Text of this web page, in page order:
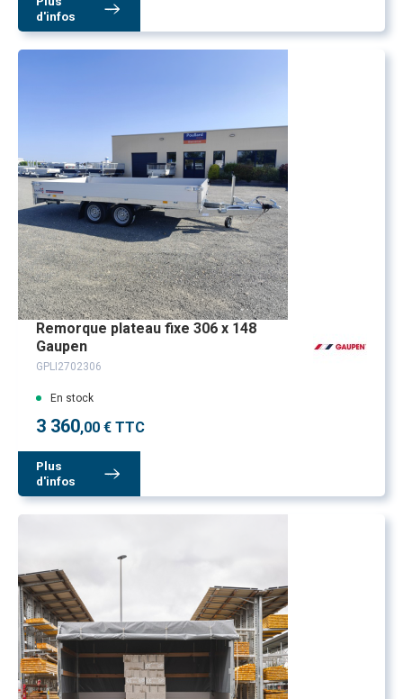
d'infos
Remorque plateau fixe 306 x 148
Gaupen
GPLI2702306
En stock
3 360,00 € TTC
Plus
d'infos